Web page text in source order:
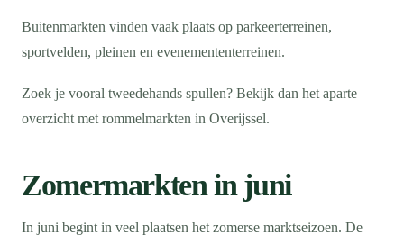
Buitenmarkten vinden vaak plaats op parkeerterreinen,
sportvelden, pleinen en evenemententerreinen.
Zoek je vooral tweedehands spullen? Bekijk dan het aparte
overzicht met rommelmarkten in Overijssel.
Zomermarkten in juni
In juni begint in veel plaatsen het zomerse marktseizoen. De